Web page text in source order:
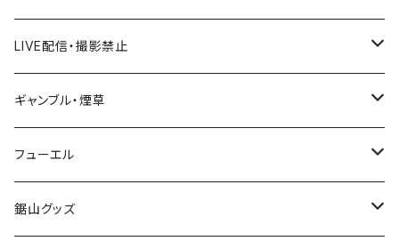
国道600～699号線
国道700～799号線
ROUTE600～699号線
ROUTE700～799号線
ROUTE 600～699号線
ROUTE 700～799号線
ROUTE 600～699号線
ROUTE 700～799号線
Tシャツ
ステッカー
山形県
福島県
茨城県
栃木県
LIVE配信・撮影禁止
LIVE配信禁止
撮影禁止
ギャンブル・煙草
ホテルキーホルダー
たばこ・禁煙ステッカー
フューエル
ステッカー
鋸山グッズ